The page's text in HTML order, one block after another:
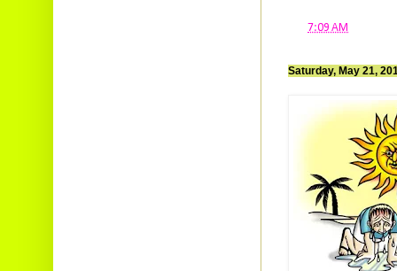
7:09 AM
Saturday, May 21,